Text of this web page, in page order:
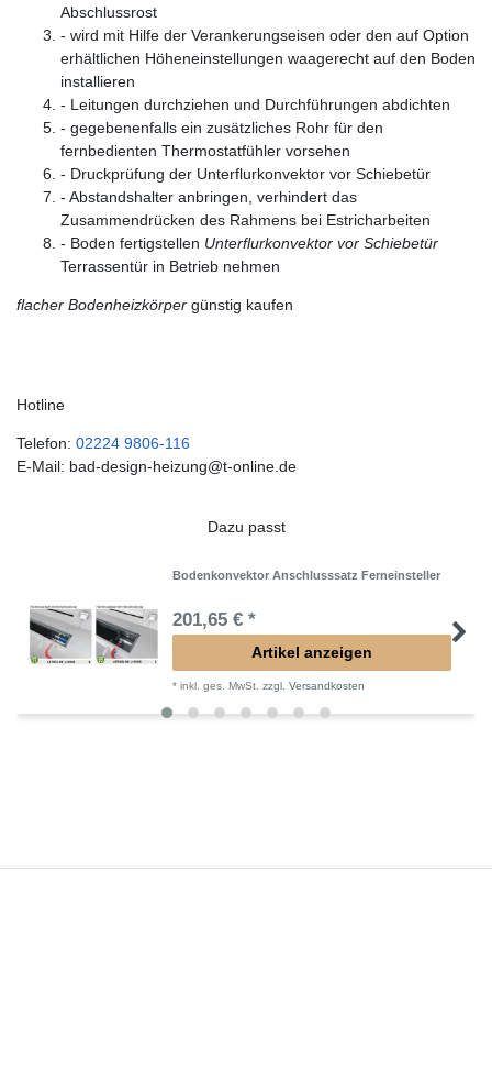
Abschlussrost
- wird mit Hilfe der Verankerungseisen oder den auf Option
erhältlichen Höheneinstellungen waagerecht auf den Boden
installieren
- Leitungen durchziehen und Durchführungen abdichten
- gegebenenfalls ein zusätzliches Rohr für den
fernbedienten Thermostatfühler vorsehen
- Druckprüfung der Unterflurkonvektor vor Schiebetür
- Abstandshalter anbringen, verhindert das
Zusammendrücken des Rahmens bei Estricharbeiten
- Boden fertigstellen Unterflurkonvektor vor Schiebetür
Terrassentür in Betrieb nehmen
flacher Bodenheizkörper günstig kaufen
Hotline
Telefon: 02224 9806-116
E-Mail: bad-design-heizung@t-online.de
Dazu passt
Bodenkonvektor Anschlusssatz Ferneinsteller
201,65 € *
Artikel anzeigen
*inkl. ges. MwSt. zzgl.Versandkosten